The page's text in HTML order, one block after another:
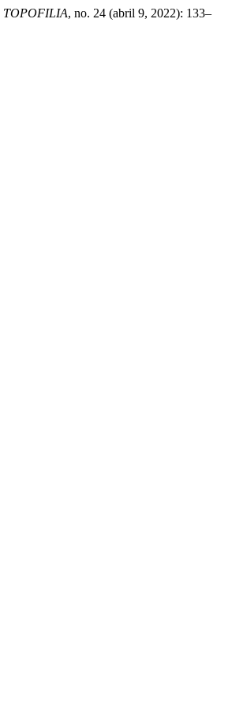
TOPOFILIA, no. 24 (abril 9, 2022): 133–